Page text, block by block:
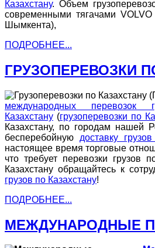
Казахстану. Объем
современными тягачами
Шымкента),
ПОДРОБНЕЕ...
ГРУЗОПЕРЕВОЗКИ
международных перевозок
Казахстану (грузоперевозки по
Казахстану, по городам нашей
бесперебойную доставку
настоящее время торговые
что требует перевозки грузов
Казахстану обращайтесь к
грузов по Казахстану!
ПОДРОБНЕЕ...
МЕЖДУНАРОДНЫЕ